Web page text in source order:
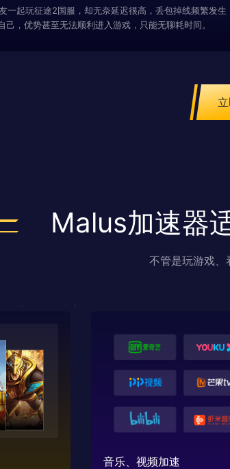
一起玩征途2国服，却无奈延迟很高，丢包掉线频繁发生
己，优势甚至无法顺利进入游戏，只能无聊耗时间。
Malus加速器
不管是玩游戏、
音乐、视频加速